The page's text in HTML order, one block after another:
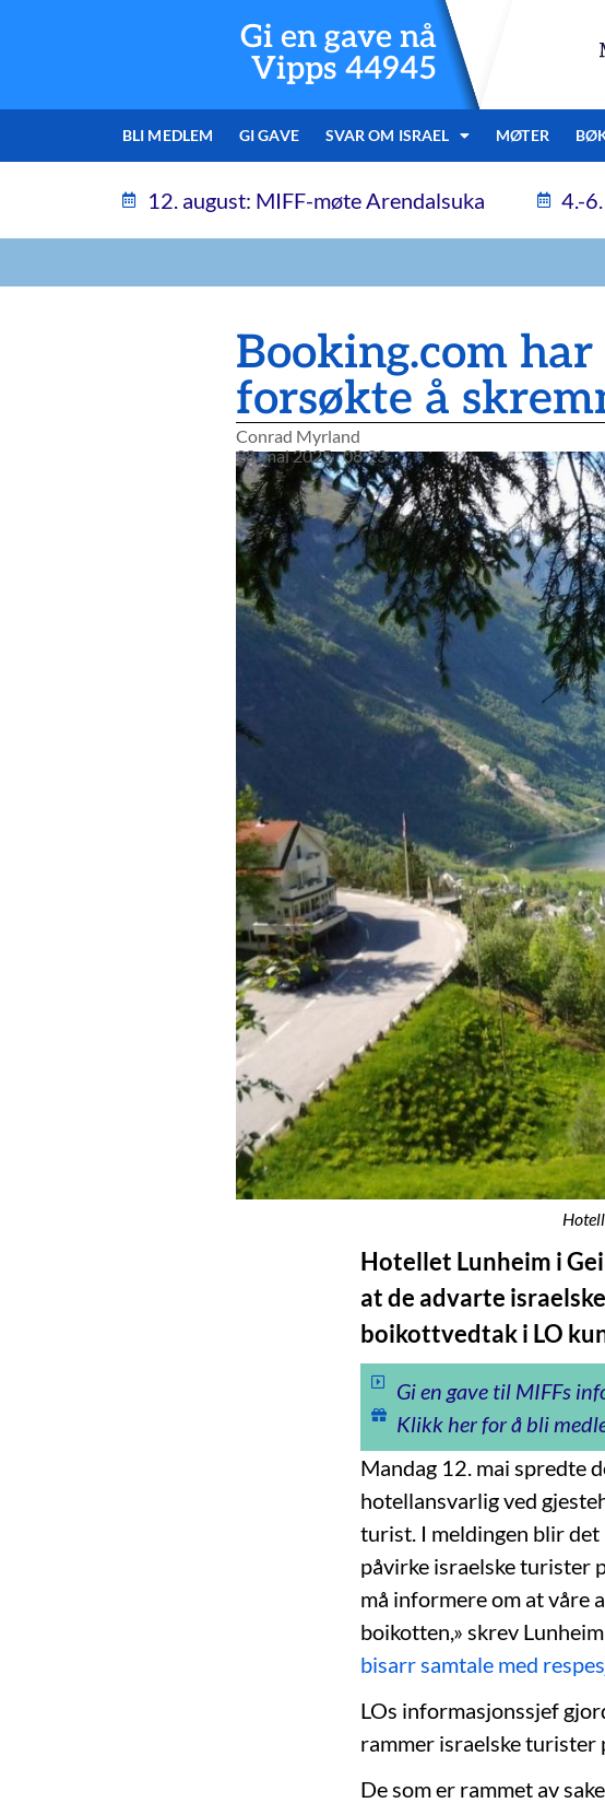
Gi en gave nå
Vipps 44945
BLI MEDLEM GI GAVE SVAR OM ISRAEL MØTER
12. august: MIFF-møte Arendalsuka 4.-
Booking.com
forsøkte å
Conrad Myrland
28. mai 2025 08:23
Hotellet Lunheim i
at de advarte
boikottvedtak i LO
Gi en gave til MIFFs
Klikk her for å bli
Mandag 12. mai spredte
hotellansvarlig ved
turist. I meldingen blir
påvirke israelske turister
må informere om at våre
boikotten,» skrev
bisarr samtale med
LOs informasjonssjef
rammer israelske turister
De som er rammet av